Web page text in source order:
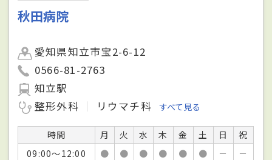
秋田病院
愛知県知立市宝2-6-12
0566-81-2763
知立駅
整形外科
リウマチ科 すべて見る
時間 月 火 水 木 金 土 日
祝
09:00～12:00
● ● ● ● ● ● －
－